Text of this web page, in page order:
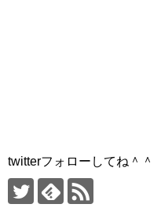
twitterフォローしてね＾＾